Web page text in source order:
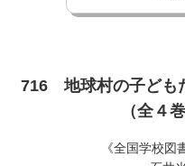
716 地球村の子ども
（全４
《全国学校図